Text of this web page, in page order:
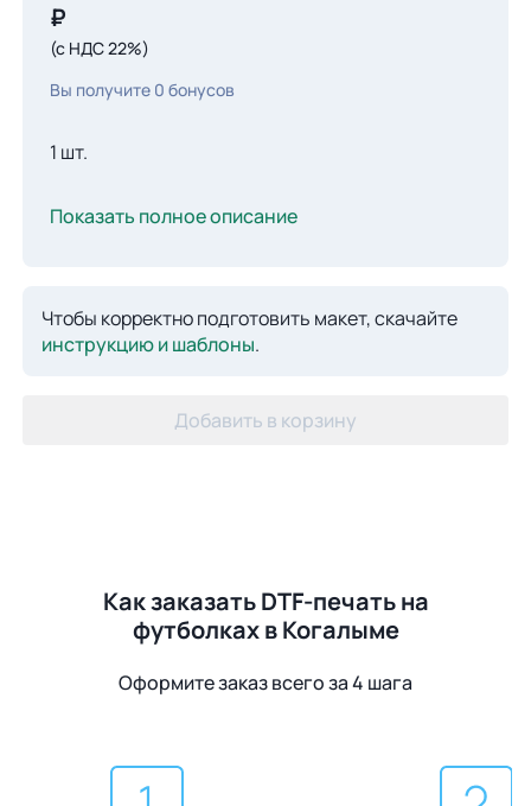
₽
(с НДС 22%)
Вы получите 0 бонусов
1 шт.
Показать полное описание
Чтобы корректно подготовить макет, скачайте
инструкцию и шаблоны.
Добавить в корзину
Как заказать DTF-печать на
футболках в Когалыме
Оформите заказ всего за 4 шага